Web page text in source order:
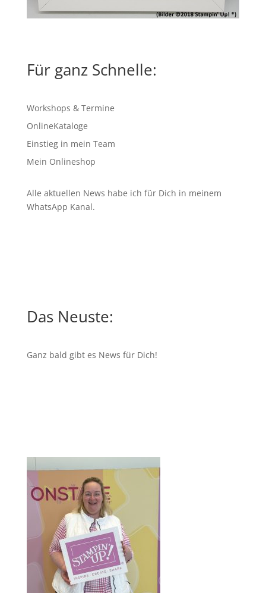
Für ganz Schnelle:
Workshops & Termine
OnlineKataloge
Einstieg in mein Team
Mein Onlineshop
Alle aktuellen News habe ich für Dich in meinem
WhatsApp Kanal.
Das Neuste:
Ganz bald gibt es News für Dich!